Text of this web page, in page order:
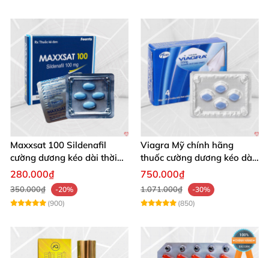
Maxxsat 100 Sildenafil
cường dương kéo dài thời
gian
280.000₫
350.000₫
-20%
(900)
Viagra Mỹ chính hãng
thuốc cường dương kéo dài
thời gian nam
750.000₫
1.071.000₫
-30%
(850)